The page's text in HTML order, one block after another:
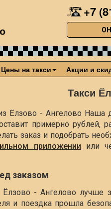
+7
Цены на такси Акции и
Такси
Ёлзово - Ангелово Наша
примерно рублей,
заказ и подобрать
приложении или
заказом
Ёлзово - Ангелово лучше
и поездка прошла